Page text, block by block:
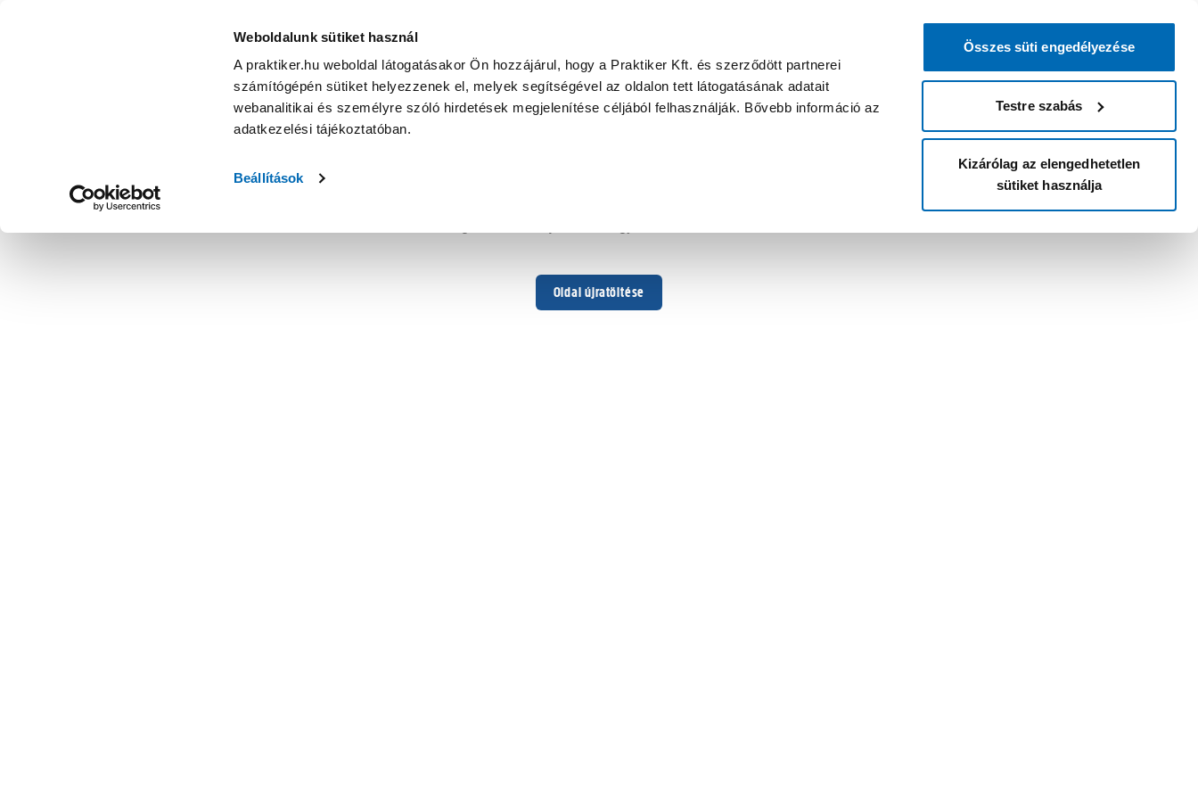
Weboldalunk sütiket használ
A praktiker.hu weboldal látogatásakor Ön hozzájárul, hogy a Praktiker Kft. és szerződött partnerei
számítógépén sütiket helyezzenek el, melyek segítségével az oldalon tett látogatásának adatait
webanalitikai és személyre szóló hirdetések megjelenítése céljából felhasználják. Bővebb információ az
adatkezelési tájékoztatóban.
Beállítások
Összes süti engedélyezése
Testre szabás
Kizárólag az elengedhetetlen
sütiket használja
Oldal újratöltése